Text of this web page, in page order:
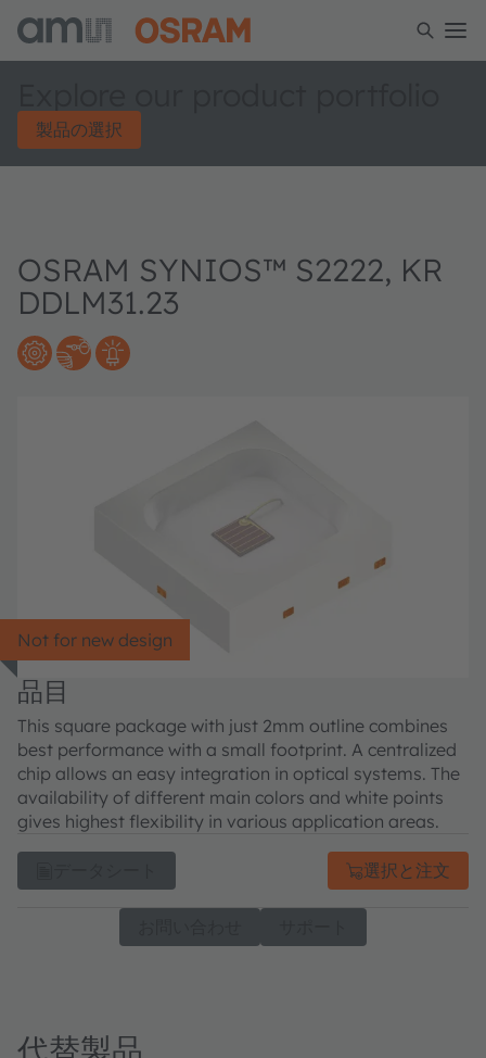
製品の選択
OSRAM SYNIOS™ S2222, KR
DDLM31.23
Not for new design
品目
This square package with just 2mm outline combines
best performance with a small footprint. A centralized
chip allows an easy integration in optical systems. The
availability of different main colors and white points
gives highest flexibility in various application areas.
選択と注文
代替製品